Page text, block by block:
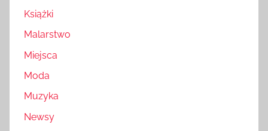
Książki
Malarstwo
Miejsca
Moda
Muzyka
Newsy